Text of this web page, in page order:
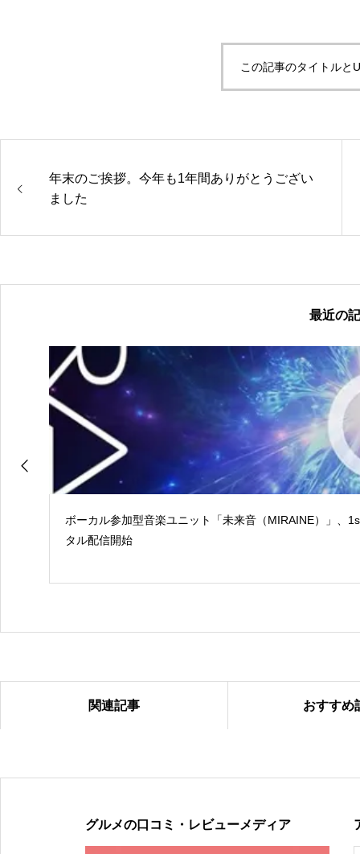
この記事のタイトルと
年末のご挨拶。今年も1年間ありがとうござい
ました
最近の
ボーカル参加型音楽ユニット「未来音（MIRAINE）」、
タル配信開始
関連記事 おすすめ
グルメの口コミ・レビューメディア